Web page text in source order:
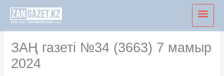
Перейти
содержимому
ЗАҢ газеті №34 (3663) 7 мамыр
2024